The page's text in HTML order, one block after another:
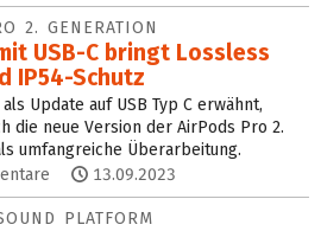
2. GENERATION
USB-C bringt Lossless
IP54-Schutz
Update auf USB Typ C erwähnt,
die neue Version der AirPods Pro 2.
umfangreiche Überarbeitung.
13.09.2023
PLATFORM